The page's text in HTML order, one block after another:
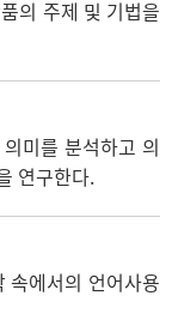
의 주제 및 기법을
미를 분석하고 의
연구한다.
속에서의 언어사용